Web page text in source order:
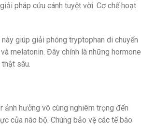
pháp cứu cánh tuyệt vời. Cơ chế hoạt
giúp giải phóng tryptophan di chuyển
melatonin. Đây chính là những hormone
sâu.
ảnh hưởng vô cùng nghiêm trọng đến
của não bộ. Chúng bảo vệ các tế bào